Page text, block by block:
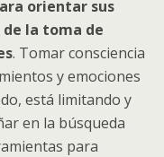
orientar sus
la toma de
. Tomar consciencia
y emociones
está limitando y
en la búsqueda
para